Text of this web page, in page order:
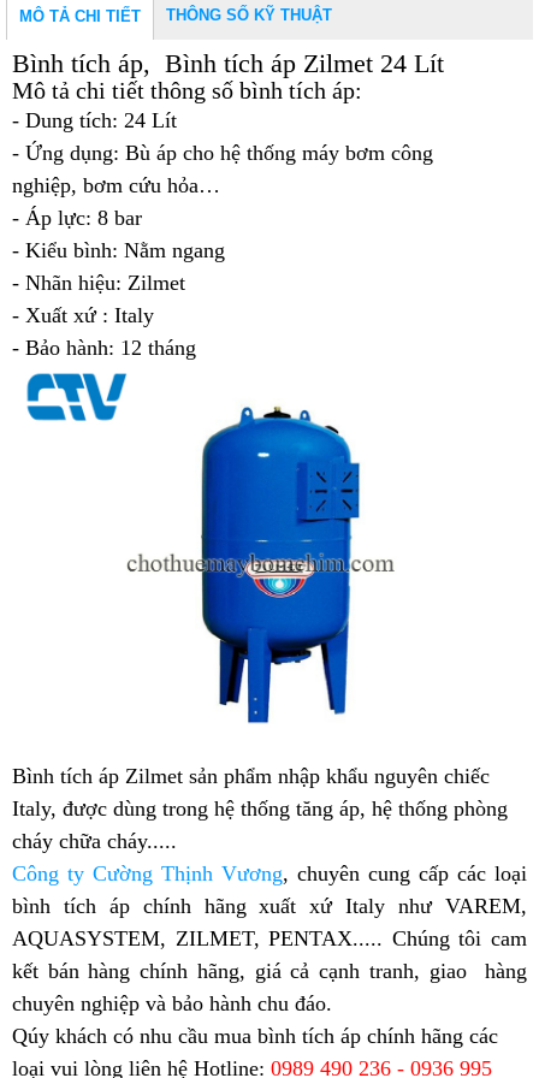
MÔ TẢ CHI TIẾT THÔNG SỐ KỸ THUẬT
Bình tích áp, Bình tích áp Zilmet 24 Lít
Mô tả chi tiết thông số bình tích áp:
- Dung tích: 24 Lít
- Ứng dụng: Bù áp cho hệ thống máy bơm công
nghiệp, bơm cứu hỏa…
- Áp lực: 8 bar
- Kiểu bình: Nằm ngang
- Nhãn hiệu: Zilmet
- Xuất xứ : Italy
- Bảo hành: 12 tháng
Bình tích áp Zilmet sản phẩm nhập khẩu nguyên chiếc
Italy, được dùng trong hệ thống tăng áp, hệ thống phòng
cháy chữa cháy.....
Công ty Cường Thịnh Vương, chuyên cung cấp các loại
bình tích áp chính hãng xuất xứ Italy như VAREM,
AQUASYSTEM, ZILMET, PENTAX..... Chúng tôi cam
kết bán hàng chính hãng, giá cả cạnh tranh, giao hàng
chuyên nghiệp và bảo hành chu đáo.
Qúy khách có nhu cầu mua bình tích áp chính hãng các
loại vui lòng liên hệ Hotline: 0989 490 236 - 0936 995